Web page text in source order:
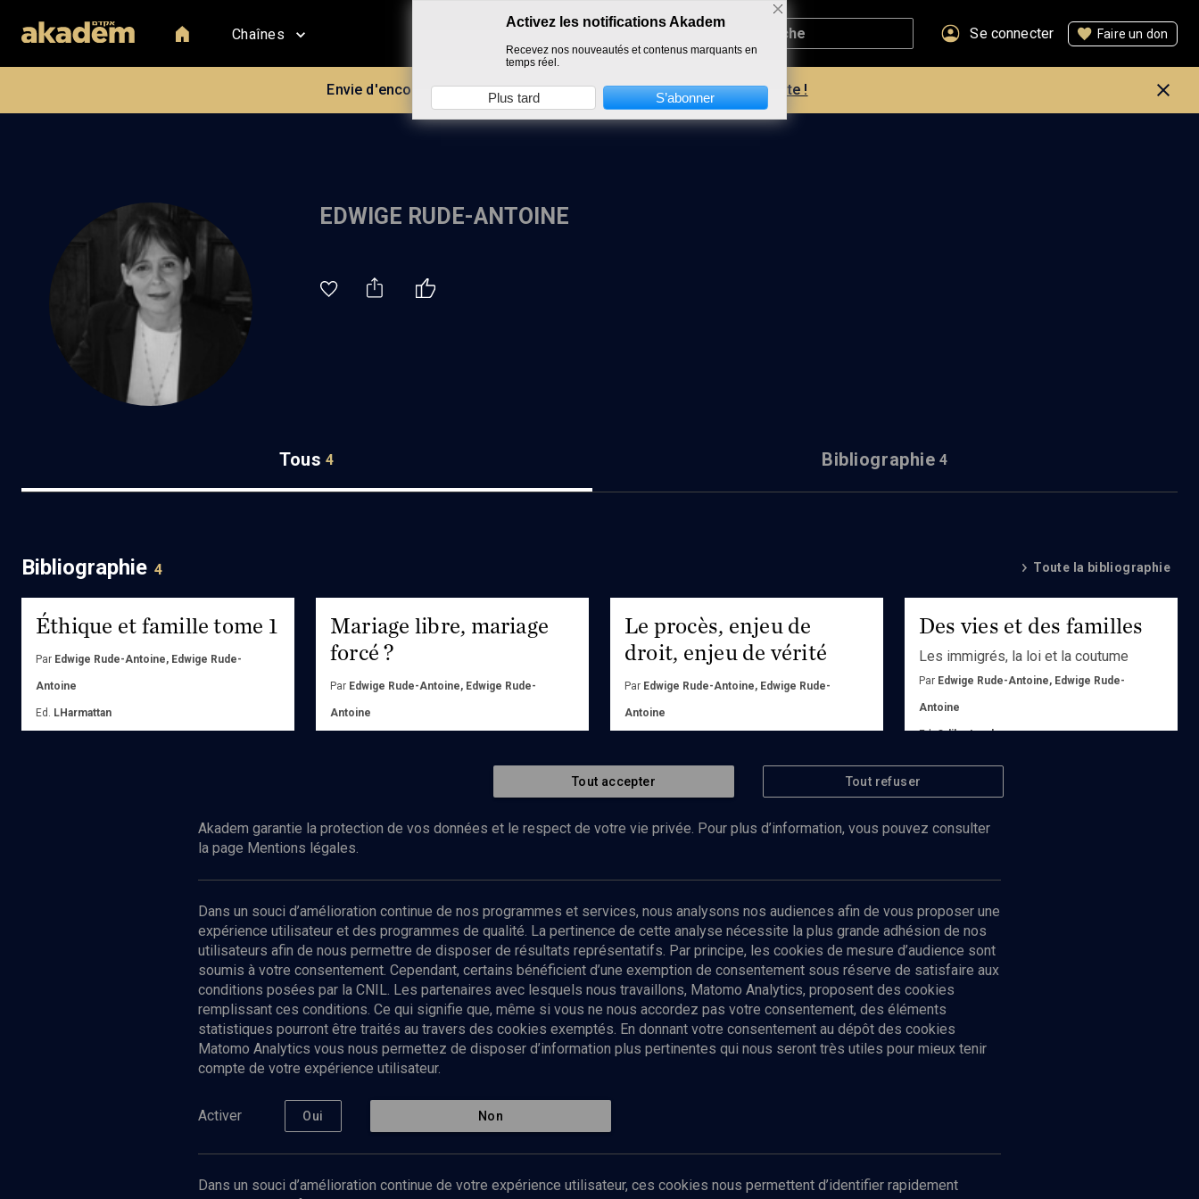
Chaînes Se connecter Faire un don
Envie d'encore plus d'AKADEM ? Découvrez les avantages d'un compte !
EDWIGE RUDE-ANTOINE
Tous 4 Bibliographie 4
Bibliographie 4 Toute la bibliographie
Éthique et famille tome 1
Par Edwige Rude-Antoine, Edwige Rude-
Antoine
Ed. LHarmattan
Mariage libre, mariage
forcé ?
Par Edwige Rude-Antoine, Edwige Rude-
Antoine
Le procès, enjeu de
droit, enjeu de vérité
Par Edwige Rude-Antoine, Edwige Rude-
Antoine
Acheter
Des vies et des familles
Les immigrés, la loi et la coutume
Par Edwige Rude-Antoine, Edwige Rude-
Antoine
Ed. Odile Jacob
Abonnez-vous à notre newsletter
Envoyer
Nos Chaines
Culture
Limoud
Université
Politique de protection des données
personnelles
Mentions légales
Tout accepter Tout refuser
Akadem garantie la protection de vos données et le respect de votre vie privée. Pour plus d’information, vous pouvez consulter
la page Mentions légales.
Dans un souci d’amélioration continue de nos programmes et services, nous analysons nos audiences afin de vous proposer une
expérience utilisateur et des programmes de qualité. La pertinence de cette analyse nécessite la plus grande adhésion de nos
utilisateurs afin de nous permettre de disposer de résultats représentatifs. Par principe, les cookies de mesure d’audience sont
soumis à votre consentement. Cependant, certains bénéficient d’une exemption de consentement sous réserve de satisfaire aux
conditions posées par la CNIL. Les partenaires avec lesquels nous travaillons, Matomo Analytics, proposent des cookies
remplissant ces conditions. Ce qui signifie que, même si vous ne nous accordez pas votre consentement, des éléments
statistiques pourront être traités au travers des cookies exemptés. En donnant votre consentement au dépôt des cookies
Matomo Analytics vous nous permettez de disposer d’information plus pertinentes qui nous seront très utiles pour mieux tenir
compte de votre expérience utilisateur.
Activer Oui Non
Dans un souci d’amélioration continue de votre expérience utilisateur, ces cookies nous permettent d’identifier rapidement
Activez les notifications Akadem
Recevez nos nouveautés et contenus marquants en
temps réel.
Plus tard S’abonner